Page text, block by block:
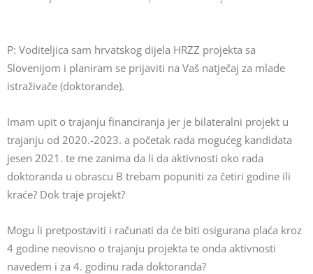
P: Voditeljica sam hrvatskog dijela HRZZ projekta sa
Slovenijom i planiram se prijaviti na Vaš natječaj za mlade
istraživače (doktorande).
Imam upit o trajanju financiranja jer je bilateralni projekt u
trajanju od 2020.-2023. a početak rada mogućeg kandidata
jesen 2021. te me zanima da li da aktivnosti oko rada
doktoranda u obrascu B trebam popuniti za četiri godine ili
kraće? Dok traje projekt?
Mogu li pretpostaviti i računati da će biti osigurana plaća kroz
4 godine neovisno o trajanju projekta te onda aktivnosti
navedem i za 4. godinu rada doktoranda?